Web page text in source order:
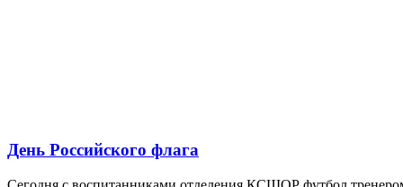
День Российского флага